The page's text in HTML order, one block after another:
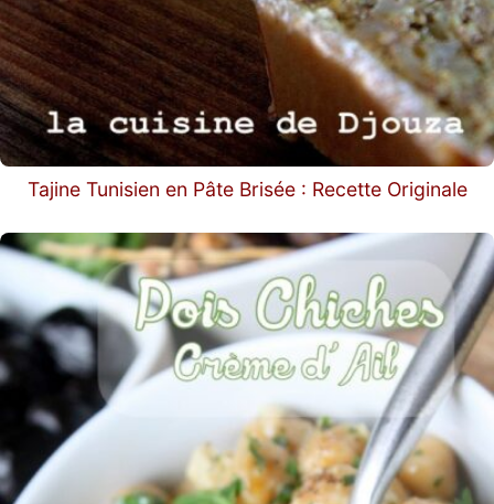
Tajine Tunisien en Pâte Brisée : Recette Originale